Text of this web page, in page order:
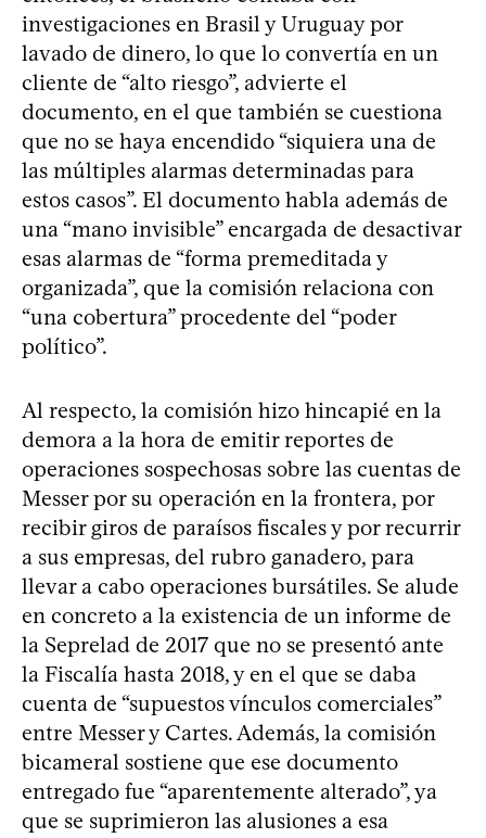
investigaciones en Brasil y Uruguay por
lavado de dinero, lo que lo convertía en un
cliente de “alto riesgo”, advierte el
documento, en el que también se cuestiona
que no se haya encendido “siquiera una de
las múltiples alarmas determinadas para
estos casos”. El documento habla además de
una “mano invisible” encargada de desactivar
esas alarmas de “forma premeditada y
organizada”, que la comisión relaciona con
“una cobertura” procedente del “poder
político”.
Al respecto, la comisión hizo hincapié en la
demora a la hora de emitir reportes de
operaciones sospechosas sobre las cuentas de
Messer por su operación en la frontera, por
recibir giros de paraísos fiscales y por recurrir
a sus empresas, del rubro ganadero, para
llevar a cabo operaciones bursátiles. Se alude
en concreto a la existencia de un informe de
la Seprelad de 2017 que no se presentó ante
la Fiscalía hasta 2018, y en el que se daba
cuenta de “supuestos vínculos comerciales”
entre Messer y Cartes. Además, la comisión
bicameral sostiene que ese documento
entregado fue “aparentemente alterado”, ya
que se suprimieron las alusiones a esa